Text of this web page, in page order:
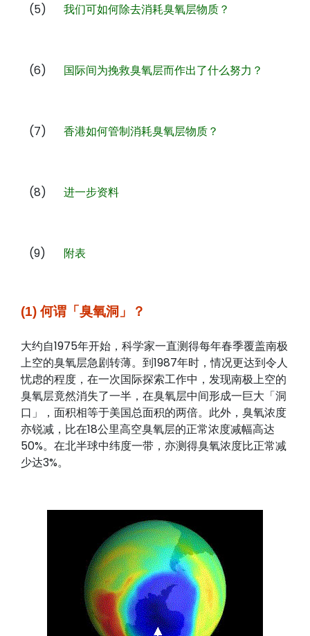
(5) 我们可如何除去消耗臭氧层物质？
(6) 国际间为挽救臭氧层而作出了什么努力？
(7) 香港如何管制消耗臭氧层物质？
(8) 进一步资料
(9) 附表
(1) 何谓「臭氧洞」？
大约自1975年开始，科学家一直测得每年春季覆盖南极
上空的臭氧层急剧转薄。到1987年时，情况更达到令人
忧虑的程度，在一次国际探索工作中，发现南极上空的
臭氧层竟然消失了一半，在臭氧层中间形成一巨大「洞
口」，面积相等于美国总面积的两倍。此外，臭氧浓度
亦锐减，比在18公里高空臭氧层的正常浓度减幅高达
50%。在北半球中纬度一带，亦测得臭氧浓度比正常减
少达3%。